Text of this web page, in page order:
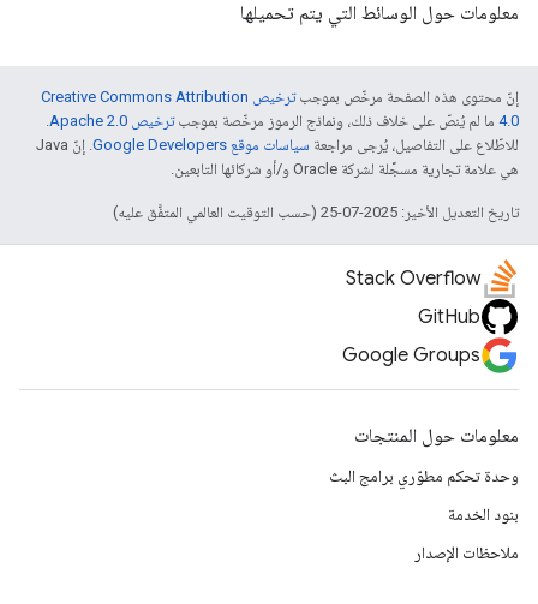
معلومات حول الوسائط التي يتم تحميلها
إنّ محتوى هذه الصفحة مرخّص بموجب
ترخيص Creative Commons Attribution
4.0‏ ما لم يُنصّ على خلاف ذلك، ونماذج الرموز مرخّصة بموجبترخيص Apache 2.0‏
.
للاطّلاع على التفاصيل، يُرجى مراجعة سياسات موقع Google Developers‏
. إنّ Java
هي علامة تجارية مسجَّلة لشركة Oracle و/أو شركائها التابعين.
تاريخ التعديل الأخير: 2025-07-25 (حسب التوقيت العالمي المتفَّق عليه)
Stack Overflow
GitHub
Google Groups
معلومات حول المنتجات
وحدة تحكم مطوّري برامج البث
بنود الخدمة
ملاحظات الإصدار